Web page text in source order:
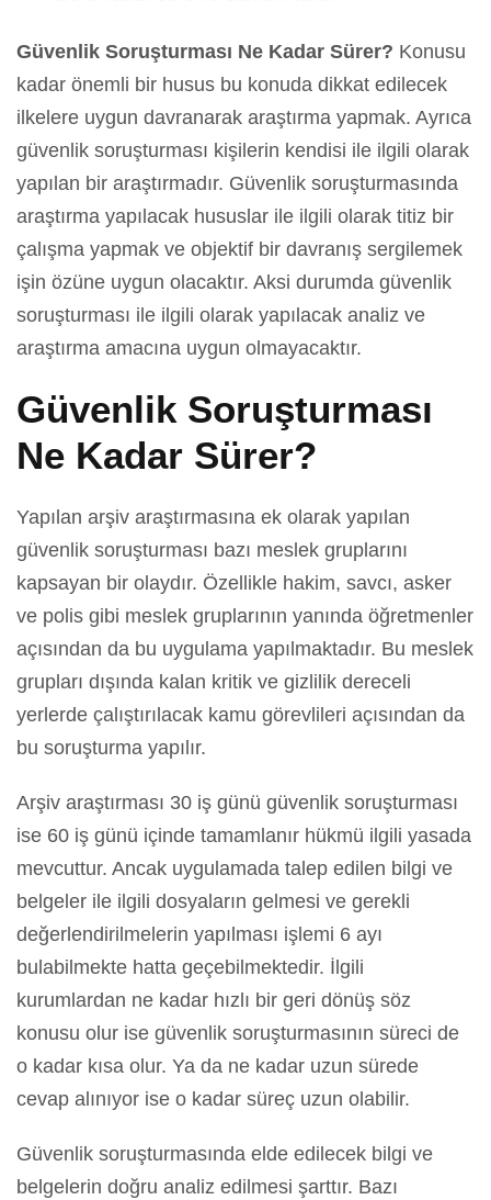
Güvenlik Soruşturması Ne Kadar Sürer? Konusu
kadar önemli bir husus bu konuda dikkat edilecek
ilkelere uygun davranarak araştırma yapmak. Ayrıca
güvenlik soruşturması kişilerin kendisi ile ilgili olarak
yapılan bir araştırmadır. Güvenlik soruşturmasında
araştırma yapılacak hususlar ile ilgili olarak titiz bir
çalışma yapmak ve objektif bir davranış sergilemek
işin özüne uygun olacaktır. Aksi durumda güvenlik
soruşturması ile ilgili olarak yapılacak analiz ve
araştırma amacına uygun olmayacaktır.
Güvenlik Soruşturması
Ne Kadar Sürer?
Yapılan arşiv araştırmasına ek olarak yapılan
güvenlik soruşturması bazı meslek gruplarını
kapsayan bir olaydır. Özellikle hakim, savcı, asker
ve polis gibi meslek gruplarının yanında öğretmenler
açısından da bu uygulama yapılmaktadır. Bu meslek
grupları dışında kalan kritik ve gizlilik dereceli
yerlerde çalıştırılacak kamu görevlileri açısından da
bu soruşturma yapılır.
Arşiv araştırması 30 iş günü güvenlik soruşturması
ise 60 iş günü içinde tamamlanır hükmü ilgili yasada
mevcuttur. Ancak uygulamada talep edilen bilgi ve
belgeler ile ilgili dosyaların gelmesi ve gerekli
değerlendirilmelerin yapılması işlemi 6 ayı
bulabilmekte hatta geçebilmektedir. İlgili
kurumlardan ne kadar hızlı bir geri dönüş söz
konusu olur ise güvenlik soruşturmasının süreci de
o kadar kısa olur. Ya da ne kadar uzun sürede
cevap alınıyor ise o kadar süreç uzun olabilir.
Güvenlik soruşturmasında elde edilecek bilgi ve
belgelerin doğru analiz edilmesi şarttır. Bazı